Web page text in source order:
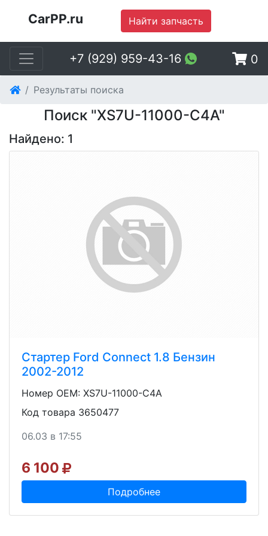
CarPP.ru Найти запчасть
+7 (929) 959-43-16 0
Результаты поиска
Поиск "XS7U-11000-C4A"
Найдено: 1
Стартер Ford Connect 1.8 Бензин
2002-2012
Номер OEM: XS7U-11000-C4A
Код товара 3650477
06.03 в 17:55
6 100
Подробнее